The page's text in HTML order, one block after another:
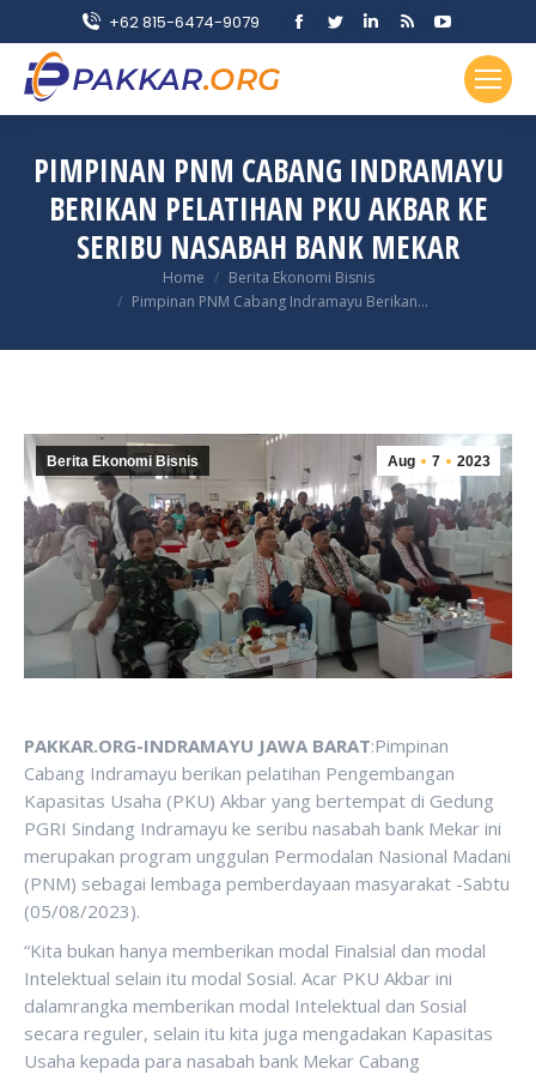
+62 815-6474-9079
Facebook
in
window
Twitter
in
window
Linkedin
in
window
Rss
opens
in
window
YouTube
page
opens
in
window
PIMPINAN PNM CABANG INDRAMAYU
BERIKAN PELATIHAN PKU AKBAR KE
SERIBU NASABAH BANK MEKAR
Home
Berita Ekonomi Bisnis
Pimpinan PNM Cabang Indramayu Berikan…
Aug 7 2023
Berita Ekonomi Bisnis
PAKKAR.ORG-INDRAMAYU JAWA BARAT:Pimpinan
Cabang Indramayu berikan pelatihan Pengembangan
Kapasitas Usaha (PKU) Akbar yang bertempat di Gedung
PGRI Sindang Indramayu ke seribu nasabah bank Mekar ini
merupakan program unggulan Permodalan Nasional Madani
(PNM) sebagai lembaga pemberdayaan masyarakat -Sabtu
(05/08/2023).
“Kita bukan hanya memberikan modal Finalsial dan modal
Intelektual selain itu modal Sosial. Acar PKU Akbar ini
dalamrangka memberikan modal Intelektual dan Sosial
secara reguler, selain itu kita juga mengadakan Kapasitas
Usaha kepada para nasabah bank Mekar Cabang